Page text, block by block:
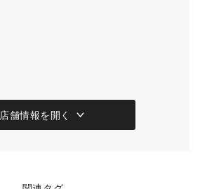
店舗情報を開く